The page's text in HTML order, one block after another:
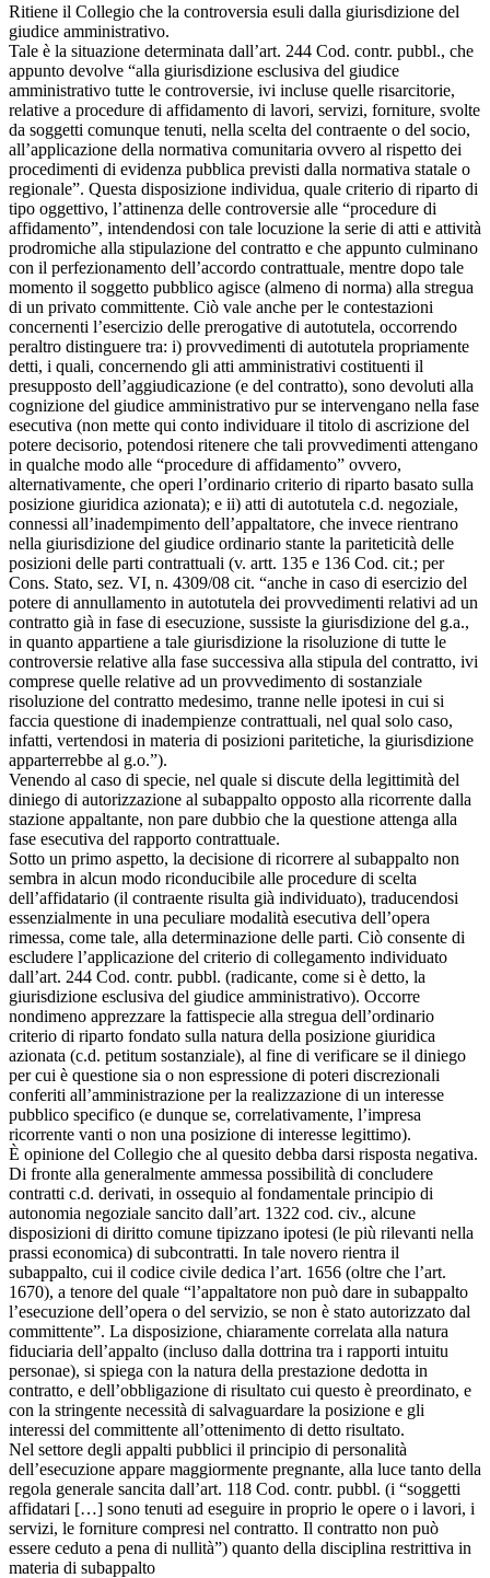
Ritiene il Collegio che la controversia esuli dalla giurisdizione del
giudice amministrativo.
Tale è la situazione determinata dall’art. 244 Cod. contr. pubbl., che
appunto devolve “alla giurisdizione esclusiva del giudice
amministrativo tutte le controversie, ivi incluse quelle risarcitorie,
relative a procedure di affidamento di lavori, servizi, forniture, svolte
da soggetti comunque tenuti, nella scelta del contraente o del socio,
all’applicazione della normativa comunitaria ovvero al rispetto dei
procedimenti di evidenza pubblica previsti dalla normativa statale o
regionale”. Questa disposizione individua, quale criterio di riparto di
tipo oggettivo, l’attinenza delle controversie alle “procedure di
affidamento”, intendendosi con tale locuzione la serie di atti e attività
prodromiche alla stipulazione del contratto e che appunto culminano
con il perfezionamento dell’accordo contrattuale, mentre dopo tale
momento il soggetto pubblico agisce (almeno di norma) alla stregua
di un privato committente. Ciò vale anche per le contestazioni
concernenti l’esercizio delle prerogative di autotutela, occorrendo
peraltro distinguere tra: i) provvedimenti di autotutela propriamente
detti, i quali, concernendo gli atti amministrativi costituenti il
presupposto dell’aggiudicazione (e del contratto), sono devoluti alla
cognizione del giudice amministrativo pur se intervengano nella fase
esecutiva (non mette qui conto individuare il titolo di ascrizione del
potere decisorio, potendosi ritenere che tali provvedimenti attengano
in qualche modo alle “procedure di affidamento” ovvero,
alternativamente, che operi l’ordinario criterio di riparto basato sulla
posizione giuridica azionata); e ii) atti di autotutela c.d. negoziale,
connessi all’inadempimento dell’appaltatore, che invece rientrano
nella giurisdizione del giudice ordinario stante la pariteticità delle
posizioni delle parti contrattuali (v. artt. 135 e 136 Cod. cit.; per
Cons. Stato, sez. VI, n. 4309/08 cit. “anche in caso di esercizio del
potere di annullamento in autotutela dei provvedimenti relativi ad un
contratto già in fase di esecuzione, sussiste la giurisdizione del g.a.,
in quanto appartiene a tale giurisdizione la risoluzione di tutte le
controversie relative alla fase successiva alla stipula del contratto, ivi
comprese quelle relative ad un provvedimento di sostanziale
risoluzione del contratto medesimo, tranne nelle ipotesi in cui si
faccia questione di inadempienze contrattuali, nel qual solo caso,
infatti, vertendosi in materia di posizioni paritetiche, la giurisdizione
apparterrebbe al g.o.”).
Venendo al caso di specie, nel quale si discute della legittimità del
diniego di autorizzazione al subappalto opposto alla ricorrente dalla
stazione appaltante, non pare dubbio che la questione attenga alla
fase esecutiva del rapporto contrattuale.
Sotto un primo aspetto, la decisione di ricorrere al subappalto non
sembra in alcun modo riconducibile alle procedure di scelta
dell’affidatario (il contraente risulta già individuato), traducendosi
essenzialmente in una peculiare modalità esecutiva dell’opera
rimessa, come tale, alla determinazione delle parti. Ciò consente di
escludere l’applicazione del criterio di collegamento individuato
dall’art. 244 Cod. contr. pubbl. (radicante, come si è detto, la
giurisdizione esclusiva del giudice amministrativo). Occorre
nondimeno apprezzare la fattispecie alla stregua dell’ordinario
criterio di riparto fondato sulla natura della posizione giuridica
azionata (c.d. petitum sostanziale), al fine di verificare se il diniego
per cui è questione sia o non espressione di poteri discrezionali
conferiti all’amministrazione per la realizzazione di un interesse
pubblico specifico (e dunque se, correlativamente, l’impresa
ricorrente vanti o non una posizione di interesse legittimo).
È opinione del Collegio che al quesito debba darsi risposta negativa.
Di fronte alla generalmente ammessa possibilità di concludere
contratti c.d. derivati, in ossequio al fondamentale principio di
autonomia negoziale sancito dall’art. 1322 cod. civ., alcune
disposizioni di diritto comune tipizzano ipotesi (le più rilevanti nella
prassi economica) di subcontratti. In tale novero rientra il
subappalto, cui il codice civile dedica l’art. 1656 (oltre che l’art.
1670), a tenore del quale “l’appaltatore non può dare in subappalto
l’esecuzione dell’opera o del servizio, se non è stato autorizzato dal
committente”. La disposizione, chiaramente correlata alla natura
fiduciaria dell’appalto (incluso dalla dottrina tra i rapporti intuitu
personae), si spiega con la natura della prestazione dedotta in
contratto, e dell’obbligazione di risultato cui questo è preordinato, e
con la stringente necessità di salvaguardare la posizione e gli
interessi del committente all’ottenimento di detto risultato.
Nel settore degli appalti pubblici il principio di personalità
dell’esecuzione appare maggiormente pregnante, alla luce tanto della
regola generale sancita dall’art. 118 Cod. contr. pubbl. (i “soggetti
affidatari […] sono tenuti ad eseguire in proprio le opere o i lavori, i
servizi, le forniture compresi nel contratto. Il contratto non può
essere ceduto a pena di nullità”) quanto della disciplina restrittiva in
materia di subappalto